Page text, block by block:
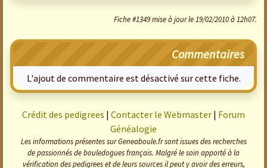
Fiche #1349 mise à jour le 19/02/2010 à 12h07.
Commentaires
L'ajout de commentaire est désactivé sur cette fiche.
Crédit des pedigrees | Contacter le Webmaster | Forum
Généalogie
Les informations présentes sur Geneaboule.fr sont issues des recherches
de passionnés de bouledogues français. Malgré le soin apporté à la
vérification des pedigrees et de leurs sources il peut y avoir des erreurs,